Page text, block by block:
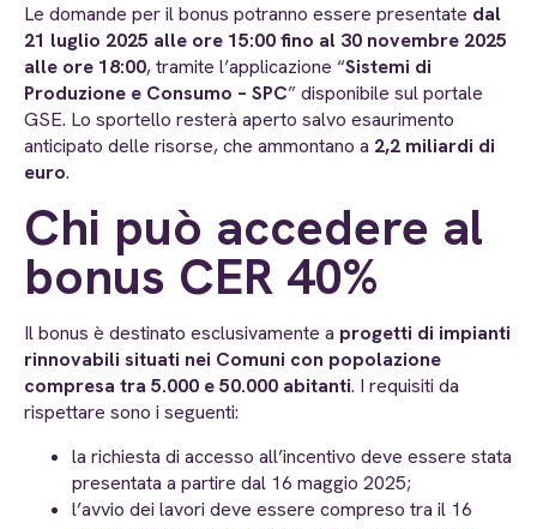
Le domande per il bonus potranno essere presentate dal
21 luglio 2025 alle ore 15:00 fino al 30 novembre 2025
alle ore 18:00, tramite l’applicazione “Sistemi di
Produzione e Consumo – SPC” disponibile sul portale
GSE. Lo sportello resterà aperto salvo esaurimento
anticipato delle risorse, che ammontano a 2,2 miliardi di
euro.
Chi può accedere al
bonus CER 40%
Il bonus è destinato esclusivamente a progetti di impianti
rinnovabili situati nei Comuni con popolazione
compresa tra 5.000 e 50.000 abitanti. I requisiti da
rispettare sono i seguenti:
la richiesta di accesso all’incentivo deve essere stata
presentata a partire dal 16 maggio 2025;
l’avvio dei lavori deve essere compreso tra il 16